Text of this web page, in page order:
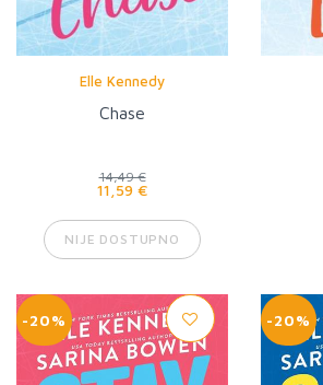
Elle Kennedy
Chase
14,49 €
11,59 €
NIJE DOSTUPNO
-20% -20%